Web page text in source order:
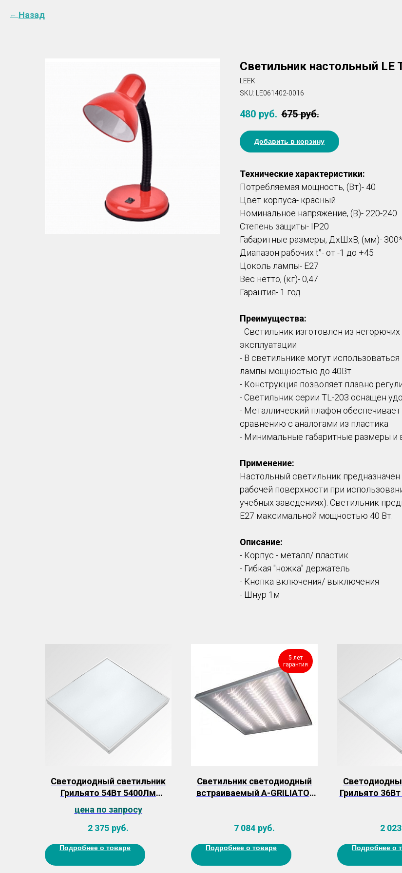
Назад
Светильник настольный LE
LEEK
SKU:
LE061402-0016
480 руб. 675 руб.
Добавить в корзину
Технические характеристики:
Потребляемая мощность, (Вт)- 40
Цвет корпуса- красный
Номинальное напряжение, (В)- 220-240
Степень защиты- IP20
Габаритные размеры, ДхШхВ, (мм)-
Диапазон рабочих t°- от -1 до +45
Цоколь лампы- Е27
Вес нетто, (кг)- 0,47
Гарантия- 1 год
Преимущества:
- Светильник изготовлен из
эксплуатации
- В светильнике могут
лампы мощностью до 40Вт
- Конструкция позволяет плавно
- Светильник серии TL-203 оснащен
- Металлический плафон
сравнению с аналогами из пластика
- Минимальные габаритные размеры и
Применение:
Настольный светильник
рабочей поверхности при
учебных заведениях). Светильник
E27 максимальной мощностью 40 Вт.
Описание:
- Корпус - металл/ пластик
- Гибкая "ножка" держатель
- Кнопка включения/ выключения
- Шнур 1м
Светодиодный светильник
Грильято 54Вт 5400Лм
цена по запросу
2 375 руб.
Подробнее о товаре
5 лет
гарантия
Светильник светодиодный
встраиваемый A-GRILIATO-
7 084 руб.
Подробнее о товаре
Грильято
2 023
Подробнее о